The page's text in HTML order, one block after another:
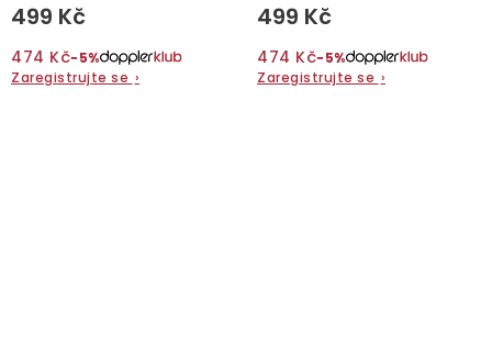
499 Kč
474 Kč−5%
Zaregistrujte se ›
499 Kč
474 Kč−5%
Zaregistrujte se ›